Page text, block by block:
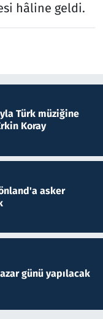
hâline geldi.
Türk müziğine
Koray
asker
günü yapılacak